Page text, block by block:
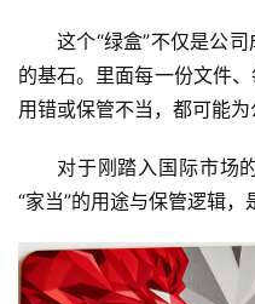
这个“绿盒”不仅是公
的基石。里面每一份文件
用错或保管不当，都可能为
对于刚踏入国际市场
“家当”的用途与保管逻辑，